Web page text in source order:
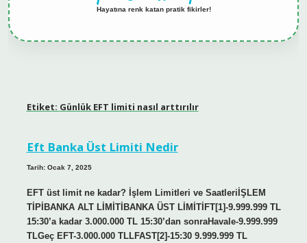
Hayatına renk katan pratik fikirler!
Etiket: Günlük EFT limiti nasıl arttırılır
Eft Banka Üst Limiti Nedir
Tarih: Ocak 7, 2025
EFT üst limit ne kadar? İşlem Limitleri ve SaatleriİŞLEM
TİPİBANKA ALT LİMİTİBANKA ÜST LİMİTİFT[1]-9.999.999 TL
15:30’a kadar 3.000.000 TL 15:30’dan sonraHavale-9.999.999
TLGeç EFT-3.000.000 TLLFAST[2]-15:30 9.999.999 TL